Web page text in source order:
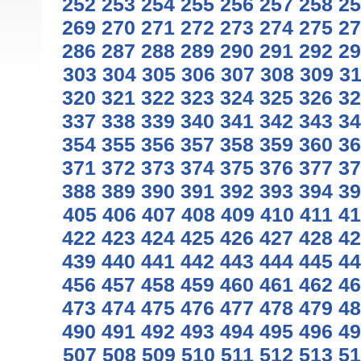
269 270 271 272 273 274 275
286 287 288 289 290 291 292
303 304 305 306 307 308 309
320 321 322 323 324 325 326
337 338 339 340 341 342 343
354 355 356 357 358 359 360
371 372 373 374 375 376 377
388 389 390 391 392 393 394
405 406 407 408 409 410 411
422 423 424 425 426 427 428
439 440 441 442 443 444 445
456 457 458 459 460 461 462
473 474 475 476 477 478 479
490 491 492 493 494 495 496
507 508 509 510 511 512 513